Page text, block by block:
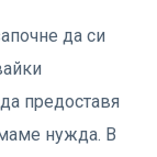
да си
предоставя
нужда. В